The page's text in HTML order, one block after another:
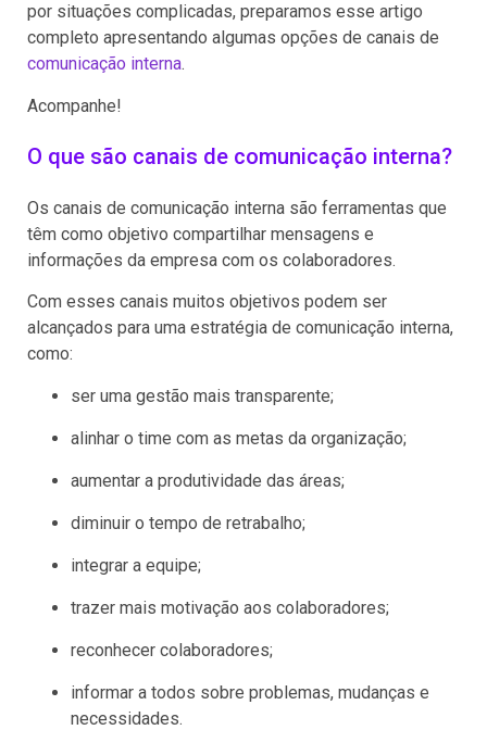
por situações complicadas, preparamos esse artigo
completo apresentando algumas opções de canais de
comunicação interna.
Acompanhe!
O que são canais de comunicação interna?
Os canais de comunicação interna são ferramentas que
têm como objetivo compartilhar mensagens e
informações da empresa com os colaboradores.
Com esses canais muitos objetivos podem ser
alcançados para uma estratégia de comunicação interna,
como:
ser uma gestão mais transparente;
alinhar o time com as metas da organização;
aumentar a produtividade das áreas;
diminuir o tempo de retrabalho;
integrar a equipe;
trazer mais motivação aos colaboradores;
reconhecer colaboradores;
informar a todos sobre problemas, mudanças e
necessidades.